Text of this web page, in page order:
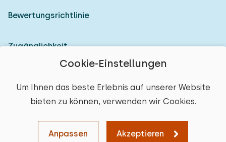
Cookie-Einstellungen
Um Ihnen das beste Erlebnis auf unserer Website
bieten zu können, verwenden wir Cookies.
Anpassen Akzeptieren
Löschen Weiter
Karte Sortieren
Bewertungsrichtlinie
Zugänglichkeit
© 2026 Heerlijke Huisjes (eingetragene Marke)